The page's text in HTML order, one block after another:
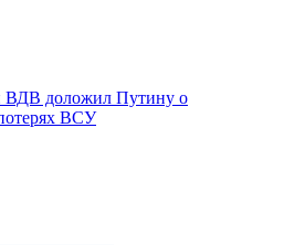
ВДВ доложил Путину о
ВСУ